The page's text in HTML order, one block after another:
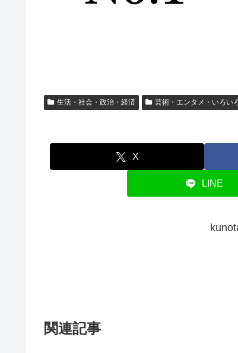
生活・社会・政治・経済 芸術・エンタメ・いろい
X
LINE
関連記事